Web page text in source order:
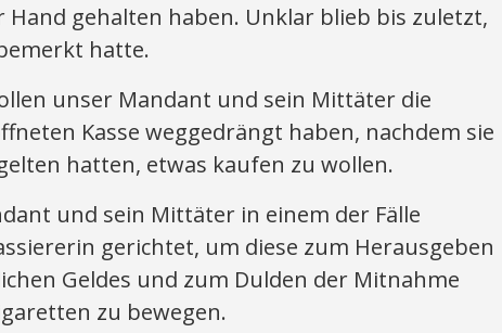
Hand gehalten haben. Unklar blieb bis zuletzt,
hatte.
unser Mandant und sein Mittäter die
Kasse weggedrängt haben, nachdem sie
hatten, etwas kaufen zu wollen.
und sein Mittäter in einem der Fälle
gerichtet, um diese zum Herausgeben
Geldes und zum Dulden der Mitnahme
zu bewegen.